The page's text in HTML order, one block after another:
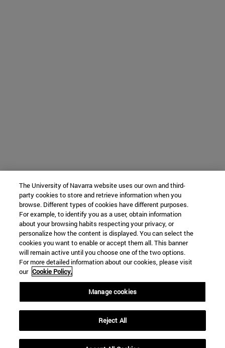
The University of Navarra website uses our own and third-
party cookies to store and retrieve information when you
browse. Different types of cookies have different purposes.
For example, to identify you as a user, obtain information
about your browsing habits respecting your privacy, or
personalize how the content is displayed. You can select the
cookies you want to enable or accept them all. This banner
will remain active until you choose one of the two options.
For more detailed information about our cookies, please visit
our Cookie Policy.
Manage cookies
Reject All